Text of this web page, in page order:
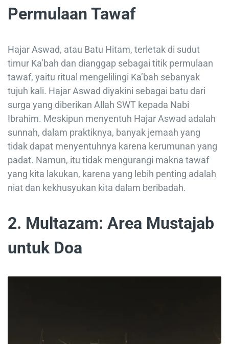
Permulaan Tawaf
Hajar Aswad, atau Batu Hitam, terletak di sudut
timur Ka’bah dan dianggap sebagai titik permulaan
tawaf, yaitu ritual mengelilingi Ka’bah sebanyak
tujuh kali. Hajar Aswad diyakini sebagai batu dari
surga yang diberikan Allah SWT kepada Nabi
Ibrahim. Meskipun menyentuh Hajar Aswad adalah
sunnah, dalam praktiknya, banyak jemaah yang
tidak dapat menyentuhnya karena kerumunan yang
padat. Namun, itu tidak mengurangi makna tawaf
yang kita lakukan, karena yang lebih penting adalah
niat dan kekhusyukan kita dalam beribadah.
2. Multazam: Area Mustajab
untuk Doa